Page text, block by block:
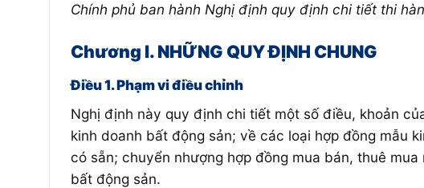
Chính phủ ban hành Nghị định quy định chi tiết thi
Chương I. NHỮNG QUY ĐỊNH CHUNG
Điều 1. Phạm vi điều chỉnh
Nghị định này quy định chi tiết một số điều, khoản
kinh doanh bất động sản; về các loại hợp đồng mẫu
có sẵn; chuyển nhượng hợp đồng mua bán, thuê
bất động sản.